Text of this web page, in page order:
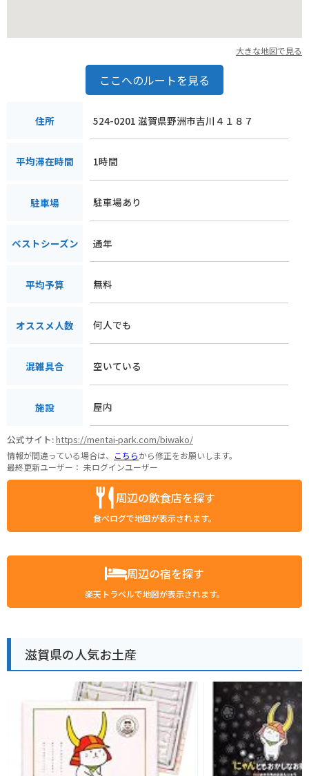
大きな地図で見る
ここへのルートを見る
住所 524-0201 滋賀県野洲市吉川４１８７
平均滞在時間 1時間
駐車場 駐車場あり
ベストシーズン 通年
平均予算 無料
オススメ人数 何人でも
混雑具合 空いている
施設 屋内
公式サイト:https://mentai-park.com/biwako/
情報が間違っている場合は、 こちらから修正をお願いします。
最終更新ユーザー： 未ログインユーザー
周辺の飲食店を探す
食べログで地図が表示されます。
周辺の宿を探す
楽天トラベルで地図が表示されます。
滋賀県の人気お土産